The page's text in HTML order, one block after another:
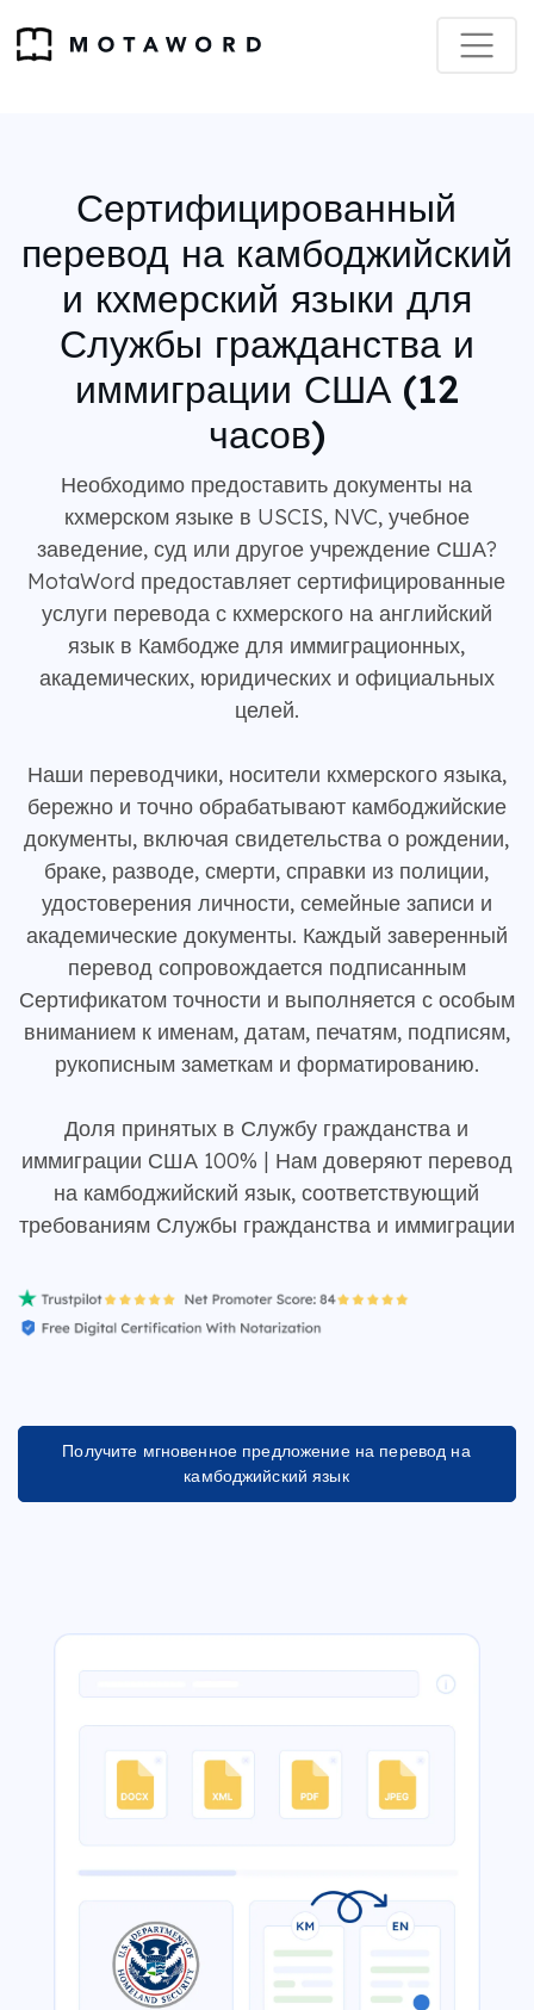
Сертифицированный
перевод на камбоджийский
и кхмерский языки для
Службы гражданства и
иммиграции США (12
часов)
Необходимо предоставить документы на
кхмерском языке в USCIS, NVC, учебное
заведение, суд или другое учреждение США?
MotaWord предоставляет сертифицированные
услуги перевода с кхмерского на английский
язык в Камбодже для иммиграционных,
академических, юридических и официальных
целей.
Наши переводчики, носители кхмерского языка,
бережно и точно обрабатывают камбоджийские
документы, включая свидетельства о рождении,
браке, разводе, смерти, справки из полиции,
удостоверения личности, семейные записи и
академические документы. Каждый заверенный
перевод сопровождается подписанным
Сертификатом точности и выполняется с особым
вниманием к именам, датам, печатям, подписям,
рукописным заметкам и форматированию.
Доля принятых в Службу гражданства и
иммиграции США 100% | Нам доверяют перевод
на камбоджийский язык, соответствующий
требованиям Службы гражданства и иммиграции
Получите мгновенное предложение на перевод на
камбоджийский язык